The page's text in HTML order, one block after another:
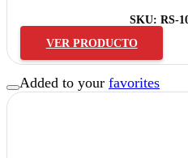
SKU: RS-
VER PRODUCTO
Added to your favorites